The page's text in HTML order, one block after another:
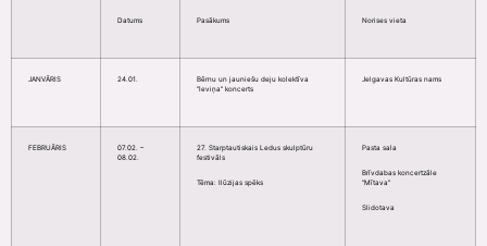
Datums Pasākums Norises vieta
JANVĀRIS 24.01.
Bērnu un jauniešu deju kolektīva
“Ieviņa” koncerts
Jelgavas Kultūras nams
FEBRUĀRIS
07.02. –
08.02.
27. Starptautiskais Ledus skulptūru
festivāls
Tēma: Ilūzijas spēks
Pasta sala
Brīvdabas koncertzāle
“Mītava”
Slidotava